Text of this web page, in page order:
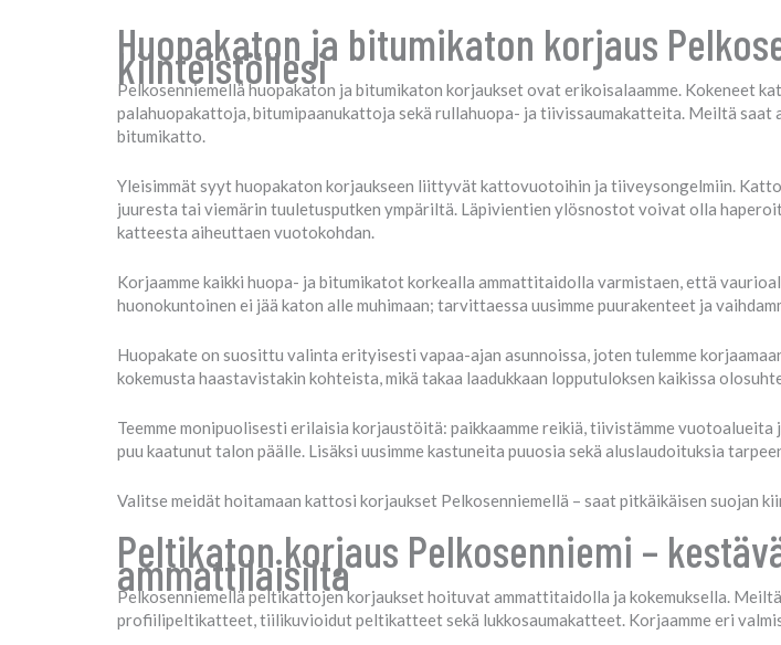
Huopakaton ja bitumikaton korjaus
kiinteistöllesi
Pelkosenniemellä huopakaton ja bitumikaton korjaukset ovat erikoisalaamme. Kokeneet
palahuopakattoja, bitumipaanukattoja sekä rullahuopa- ja tiivissaumakatteita. Meiltä
bitumikatto.
Yleisimmät syyt huopakaton korjaukseen liittyvät kattovuotoihin ja tiiveysongelmiin.
juuresta tai viemärin tuuletusputken ympäriltä. Läpivientien ylösnostot voivat olla
katteesta aiheuttaen vuotokohdan.
Korjaamme kaikki huopa- ja bitumikatot korkealla ammattitaidolla varmistaen, että
huonokuntoinen ei jää katon alle muhimaan; tarvittaessa uusimme puurakenteet ja
Huopakate on suosittu valinta erityisesti vapaa-ajan asunnoissa, joten tulemme
kokemusta haastavistakin kohteista, mikä takaa laadukkaan lopputuloksen kaikissa
Teemme monipuolisesti erilaisia korjaustöitä: paikkaamme reikiä, tiivistämme
puu kaatunut talon päälle. Lisäksi uusimme kastuneita puuosia sekä aluslaudoituksia
Valitse meidät hoitamaan kattosi korjaukset Pelkosenniemellä – saat pitkäikäisen suojan
Peltikaton korjaus Pelkosenniemi –
ammattilaisilta
Pelkosenniemellä peltikattojen korjaukset hoituvat ammattitaidolla ja kokemuksella.
profiilipeltikatteet, tiilikuvioidut peltikatteet sekä lukkosaumakatteet. Korjaamme eri